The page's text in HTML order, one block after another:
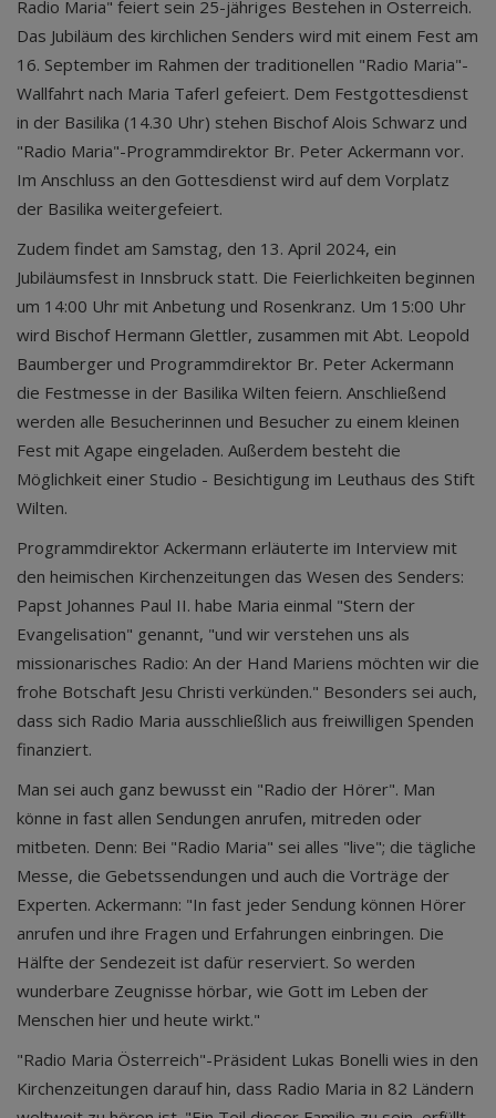
Radio Maria" feiert sein 25-jähriges Bestehen in Österreich.
Das Jubiläum des kirchlichen Senders wird mit einem Fest am
16. September im Rahmen der traditionellen "Radio Maria"-
Wallfahrt nach Maria Taferl gefeiert. Dem Festgottesdienst
in der Basilika (14.30 Uhr) stehen Bischof Alois Schwarz und
"Radio Maria"-Programmdirektor Br. Peter Ackermann vor.
Im Anschluss an den Gottesdienst wird auf dem Vorplatz
der Basilika weitergefeiert.
Zudem findet am Samstag, den 13. April 2024, ein
Jubiläumsfest in Innsbruck statt. Die Feierlichkeiten beginnen
um 14:00 Uhr mit Anbetung und Rosenkranz. Um 15:00 Uhr
wird Bischof Hermann Glettler, zusammen mit Abt. Leopold
Baumberger und Programmdirektor Br. Peter Ackermann
die Festmesse in der Basilika Wilten feiern. Anschließend
werden alle Besucherinnen und Besucher zu einem kleinen
Fest mit Agape eingeladen. Außerdem besteht die
Möglichkeit einer Studio - Besichtigung im Leuthaus des Stift
Wilten.
Programmdirektor Ackermann erläuterte im Interview mit
den heimischen Kirchenzeitungen das Wesen des Senders:
Papst Johannes Paul II. habe Maria einmal "Stern der
Evangelisation" genannt, "und wir verstehen uns als
missionarisches Radio: An der Hand Mariens möchten wir die
frohe Botschaft Jesu Christi verkünden." Besonders sei auch,
dass sich Radio Maria ausschließlich aus freiwilligen Spenden
finanziert.
Man sei auch ganz bewusst ein "Radio der Hörer". Man
könne in fast allen Sendungen anrufen, mitreden oder
mitbeten. Denn: Bei "Radio Maria" sei alles "live"; die tägliche
Messe, die Gebetssendungen und auch die Vorträge der
Experten. Ackermann: "In fast jeder Sendung können Hörer
anrufen und ihre Fragen und Erfahrungen einbringen. Die
Hälfte der Sendezeit ist dafür reserviert. So werden
wunderbare Zeugnisse hörbar, wie Gott im Leben der
Menschen hier und heute wirkt."
"Radio Maria Österreich"-Präsident Lukas Bonelli wies in den
Kirchenzeitungen darauf hin, dass Radio Maria in 82 Ländern